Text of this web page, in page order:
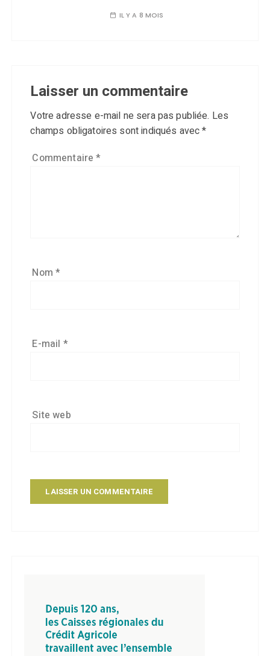
IL Y A 8 MOIS
Laisser un commentaire
Votre adresse e-mail ne sera pas publiée. Les
champs obligatoires sont indiqués avec*
Commentaire*
Nom*
E-mail *
Site web